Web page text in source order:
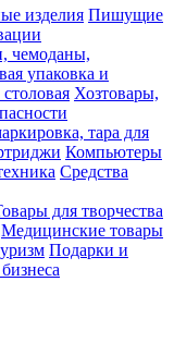
изделия Пишущие
чемоданы,
упаковка и
Хозтовары,
тара для
Компьютеры
Средства
для творчества
Медицинские товары
Подарки и